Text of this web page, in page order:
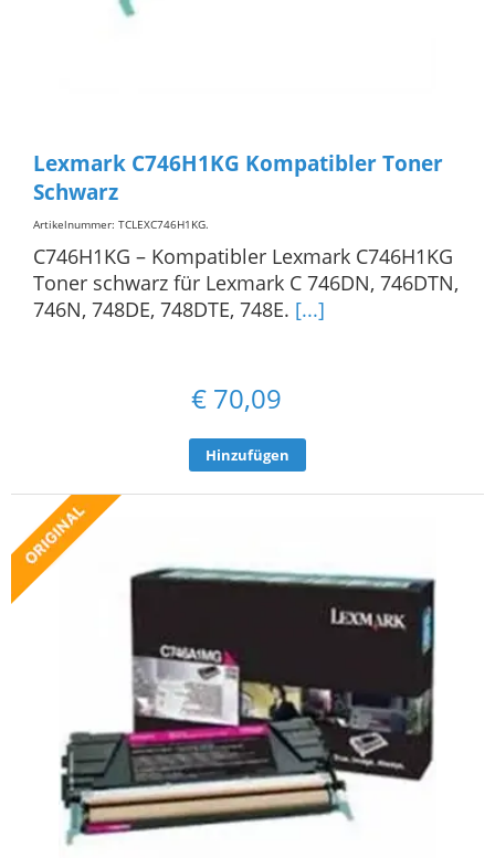
Lexmark C746H1KG Kompatibler Toner
Schwarz
Artikelnummer: TCLEXC746H1KG.
C746H1KG – Kompatibler Lexmark C746H1KG
Toner schwarz für Lexmark C 746DN, 746DTN,
746N, 748DE, 748DTE, 748E. [...]
€ 70,09
Hinzufügen